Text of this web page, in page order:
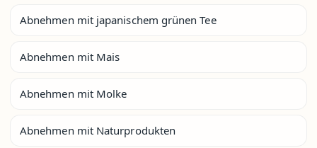
Abnehmen mit japanischem grünen Tee
Abnehmen mit Mais
Abnehmen mit Molke
Abnehmen mit Naturprodukten